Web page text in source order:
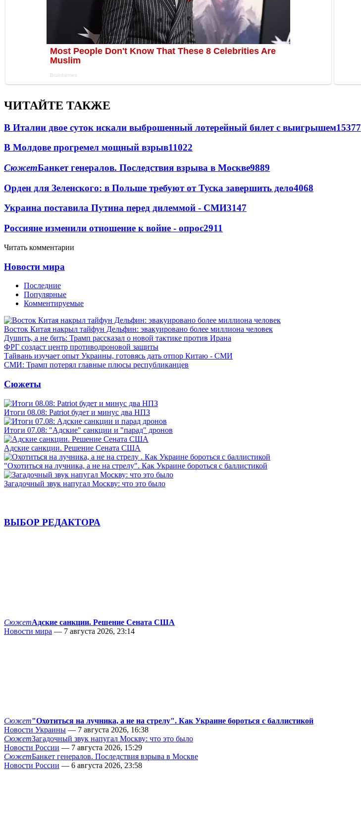
ЧИТАЙТЕ ТАКЖЕ
В Италии двое суток искали выброшенный лотерейный билет с выигрышем15377
В Молдове прогремел мощный взрыв11022
СюжетБанкет генералов. Последствия взрыва в Москве9889
Орден для Зеленского: в Польше требуют от Туска завершить дело4068
Украина поставила Путина перед дилеммой - СМИ3147
Россияне изменили отношение к войне - опрос2911
Читать комментарии
Новости мира
Последние
Популярные
Комментируемые
Восток Китая накрыл тайфун Дельфин: эвакуировано более миллиона человек
Душить, а не бить: Трамп рассказал о новой тактике против Ирана
ФРГ создаст центр противодроновой защиты
Тайвань изучает опыт Украины, готовясь дать отпор Китаю - СМИ
СМИ: Трамп потерял главные плюсы республиканцев
Сюжеты
Итоги 08.08: Patriot будет и минус два НПЗ
Итоги 07.08: "Адские" санкции и "парад" дронов
Адские санкции. Решение Сената США
"Охотиться на лучника, а не на стрелу". Как Украине бороться с баллистикой
Загадочный звук напугал Москву: что это было
ВЫБОР РЕДАКТОРА
СюжетАдские санкции. Решение Сената США
Новости мира — 7 августа 2026, 23:14
Сюжет"Охотиться на лучника, а не на стрелу". Как Украине бороться с баллистикой
Новости Украины — 7 августа 2026, 16:38
СюжетЗагадочный звук напугал Москву: что это было
Новости России — 7 августа 2026, 15:29
СюжетБанкет генералов. Последствия взрыва в Москве
Новости России — 6 августа 2026, 23:58